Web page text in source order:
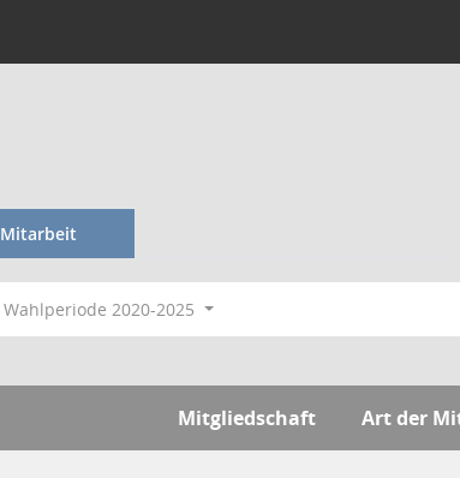
Mitarbeit
Wahlperiode 2020-2025
Mitgliedschaft Art der